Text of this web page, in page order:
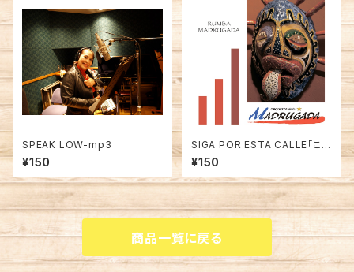
SPEAK LOW-mp3
¥150
SIGA POR ESTA CALLE「この
道を行く」-mp3
¥150
商品一覧に戻る